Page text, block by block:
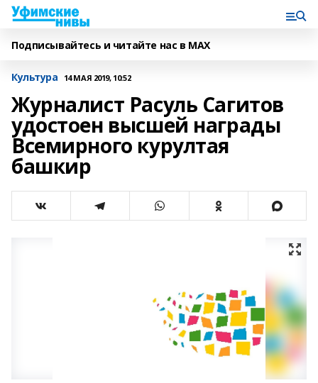
Подписывайтесь и читайте нас в MAX
Культура 14 МАЯ 2019, 10:52
Журналист Расуль Сагитов
удостоен высшей награды
Всемирного курултая
башкир